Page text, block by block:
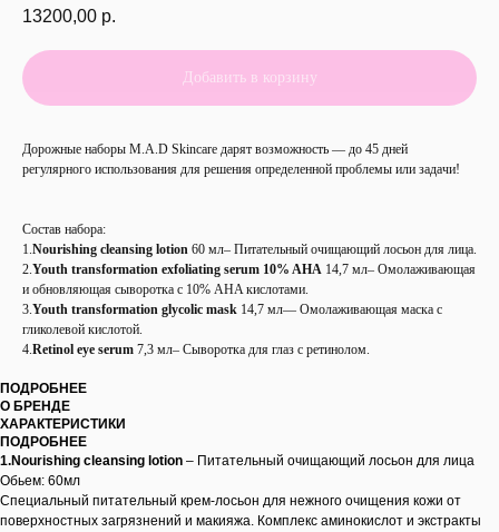
13200,00 р.
Добавить в корзину
Дорожные наборы M.A.D Skincare дарят возможность — до 45 дней
регулярного использования для решения определенной проблемы или задачи!
Состав набора:
1.Nourishing cleansing lotion 60 мл– Питательный очищающий лосьон для лица.
2.Youth transformation exfoliating serum 10% AHA 14,7 мл– Омолаживающая
и обновляющая сыворотка с 10% AHA кислотами.
3.Youth transformation glycolic mask 14,7 мл— Омолаживающая маска с
гликолевой кислотой.
4.Retinol eye serum 7,3 мл– Сыворотка для глаз с ретинолом.
ПОДРОБНЕЕ
О БРЕНДЕ
ХАРАКТЕРИСТИКИ
ПОДРОБНЕЕ
1.Nourishing cleansing lotion – Питательный очищающий лосьон для лица
Обьем: 60мл
Специальный питательный крем-лосьон для нежного очищения кожи от
поверхностных загрязнений и макияжа. Комплекс аминокислот и экстракты